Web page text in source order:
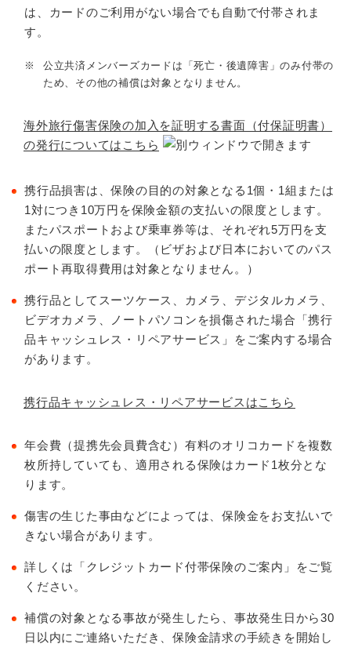
は、カードのご利用がない場合でも自動で付帯されま
す。
※
公立共済メンバーズカードは「死亡・後遺障害」のみ付帯の
ため、その他の補償は対象となりません。
海外旅行傷害保険の加入を証明する書面（付保証明書）
の発行についてはこちら
携行品損害は、保険の目的の対象となる1個・1組または
1対につき10万円を保険金額の支払いの限度とします。
またパスポートおよび乗車券等は、それぞれ5万円を支
払いの限度とします。（ビザおよび日本においてのパス
ポート再取得費用は対象となりません。）
携行品としてスーツケース、カメラ、デジタルカメラ、
ビデオカメラ、ノートパソコンを損傷された場合「携行
品キャッシュレス・リペアサービス」をご案内する場合
があります。
携行品キャッシュレス・リペアサービスはこちら
年会費（提携先会員費含む）有料のオリコカードを複数
枚所持していても、適用される保険はカード1枚分とな
ります。
傷害の生じた事由などによっては、保険金をお支払いで
きない場合があります。
詳しくは「クレジットカード付帯保険のご案内」をご覧
ください。
補償の対象となる事故が発生したら、事故発生日から30
日以内にご連絡いただき、保険金請求の手続きを開始し